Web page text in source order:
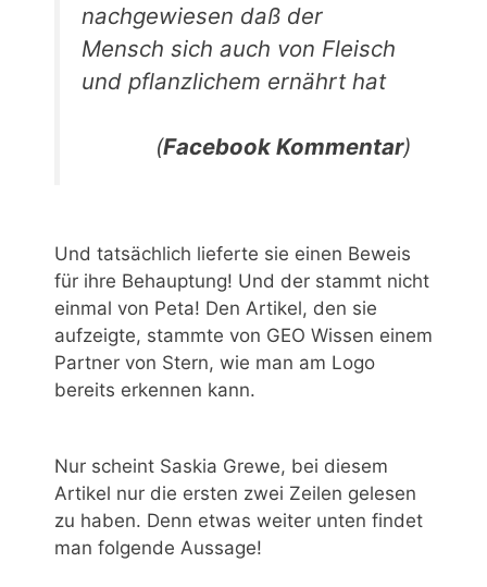
nachgewiesen daß der
Mensch sich auch von Fleisch
und pflanzlichem ernährt hat
(Facebook Kommentar)
Und tatsächlich lieferte sie einen Beweis
für ihre Behauptung! Und der stammt nicht
einmal von Peta! Den Artikel, den sie
aufzeigte, stammte von GEO Wissen einem
Partner von Stern, wie man am Logo
bereits erkennen kann.
Nur scheint Saskia Grewe, bei diesem
Artikel nur die ersten zwei Zeilen gelesen
zu haben. Denn etwas weiter unten findet
man folgende Aussage!